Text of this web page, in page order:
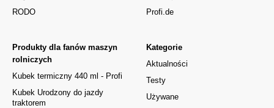
RODO
Kategorie
Aktualności
Testy
Używane
Produkty dla fanów maszyn
rolniczych
Kubek termiczny 440 ml - Profi
Kubek Urodzony do jazdy
traktorem
Profi.de